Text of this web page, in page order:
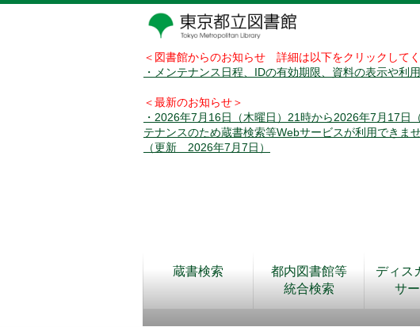
＜図書館からのお知らせ 詳細は以下をクリックして
・メンテナンス日程、IDの有効期限、資料の表示や利
＜最新のお知らせ＞
・2026年7月16日（木曜日）21時から2026年7月17日
テナンスのため蔵書検索等Webサービスが利用できませ
（更新 2026年7月7日）
蔵書検索
都内図書館等
統合検索
ディス
サ